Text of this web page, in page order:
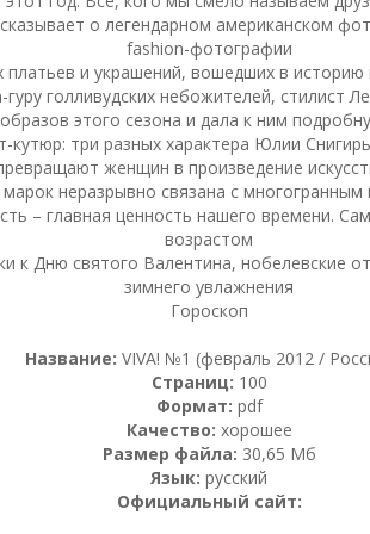
о легендарном американском
fashion-фотографии
платьев и украшений, вошедших в
голливудских небожителей, стилист
этого сезона и дала к ним
кутюр: три разных характера Юлии
женщин в произведение
неразрывно связана с многогранным
– главная ценность нашего времени.
возрастом
к Дню святого Валентина, нобелевские
зимнего увлажнения
Гороскоп
Название: VIVA! №1 (февраль 2012 /
Страниц: 100
Формат: pdf
Качество: хорошее
Размер файла: 30,65 Мб
Язык: русский
Официальный сайт: